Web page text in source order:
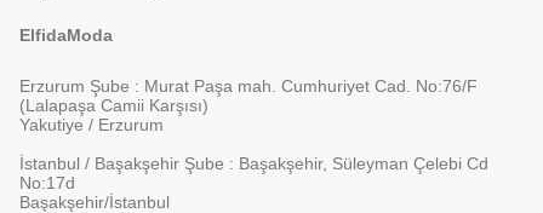
ElfidaModa
Erzurum Şube : Murat Paşa mah. Cumhuriyet Cad. No:76/F
(Lalapaşa Camii Karşısı)
Yakutiye / Erzurum
İstanbul / Başakşehir Şube : Başakşehir, Süleyman Çelebi Cd
No:17d
Başakşehir/İstanbul